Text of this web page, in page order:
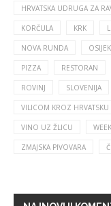
HRVATSKA UDRUGA ZA
KORČULA KRK
NOVA RUNDA OSIJEK
PIZZA RESTORAN
ROVINJ SLOVENIJA
VILICOM KROZ HRVATSKU
VINO UZ ŽLICU
ZMAJSKA PIVOVARA